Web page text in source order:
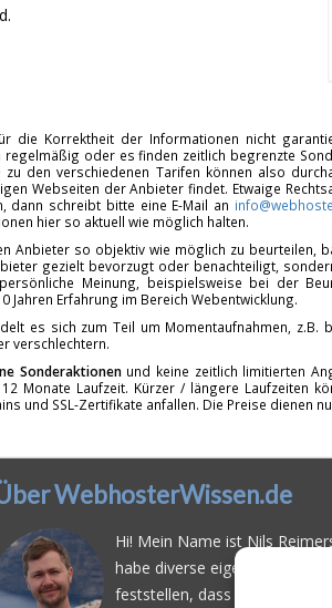
die Korrektheit der Informationen nicht
oder es finden zeitlich begrenzte
den verschiedenen Tarifen können also
Webseiten der Anbieter findet. Etwaige
dann schreibt bitte eine E-Mail an
hier so aktuell wie möglich halten.
Anbieter so objektiv wie möglich zu beurteilen,
gezielt bevorzugt oder benachteiligt,
Meinung, beispielsweise bei der
Jahren Erfahrung im Bereich Webentwicklung.
es sich zum Teil um Momentaufnahmen,
verschlechtern.
Sonderaktionenund keine zeitlich limitierten
Monate Laufzeit. Kürzer / längere Laufzeiten
und SSL-Zertifikate anfallen. Die Preise dienen
WebhosterWissen.de
Hi! Mein Name ist Nils
habe diverse eigene Web-
feststellen, dass es schwierig